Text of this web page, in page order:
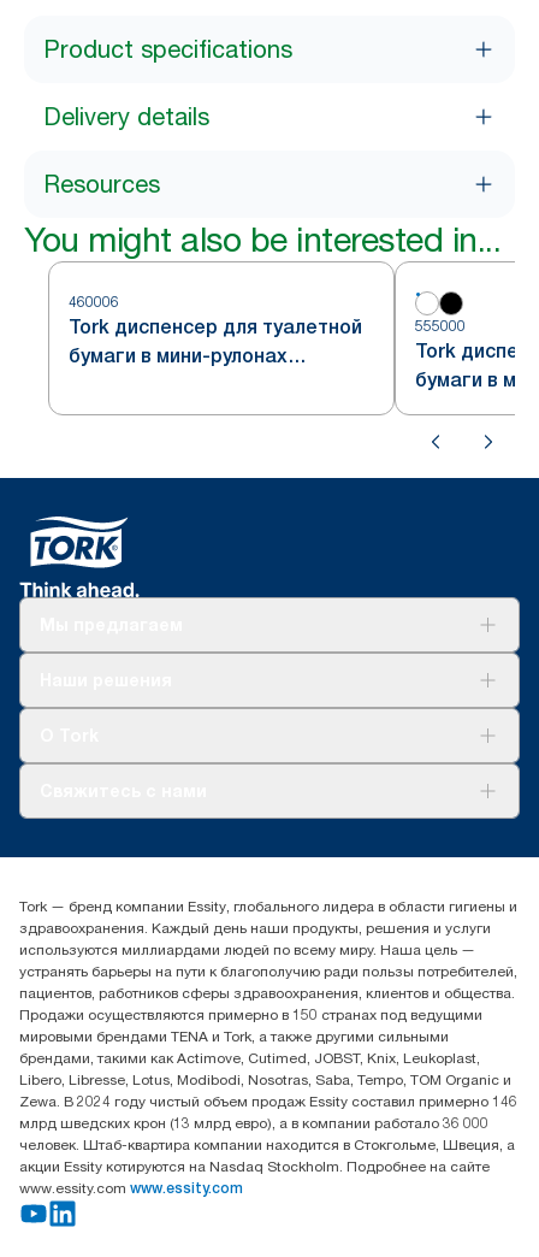
Product specifications
Delivery details
Resources
You might also be interested in...
460006
Tork диспенсер для туалетной
бумаги в мини-рулонах
система T2
555000
Tork
бумаги в
формата
система T2
(+7) 777 779 0095
Контакты на рынках СНГ
ООО «Эссити», Представительство в Казахстане Пр.
Достык, 210, 2 блок, 3 этаж,
офис №32 050051, г.
Алматы, Казахстан
Tork — бренд компании Essity, глобального лидера в области гигиены и
здравоохранения. Каждый день наши продукты, решения и услуги
используются миллиардами людей по всему миру. Наша цель —
устранять барьеры на пути к благополучию ради пользы потребителей,
пациентов, работников сферы здравоохранения, клиентов и общества.
Продажи осуществляются примерно в 150 странах под ведущими
мировыми брендами TENA и Tork, а также другими сильными
брендами, такими как Actimove, Cutimed, JOBST, Knix, Leukoplast,
Libero, Libresse, Lotus, Modibodi, Nosotras, Saba, Tempo, TOM Organic и
Zewa. В 2024 году чистый объем продаж Essity составил примерно 146
млрд шведских крон (13 млрд евро), а в компании работало 36 000
человек. Штаб-квартира компании находится в Стокгольме, Швеция, а
акции Essity котируются на Nasdaq Stockholm. Подробнее на сайте
www.essity.com www.essity.com